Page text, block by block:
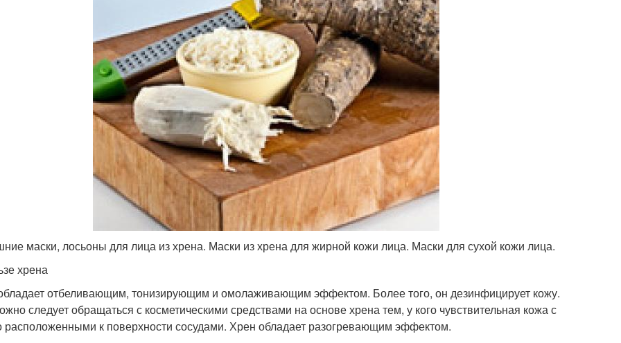
маски, лосьоны для лица из хрена. Маски из хрена для жирной кожи лица. Маски для сухой кожи лица.
хрена
отбеливающим, тонизирующим и омолаживающим эффектом. Более того, он дезинфицирует кожу.
следует обращаться с косметическими средствами на основе хрена тем, у кого чувствительная кожа с
расположенными к поверхности сосудами. Хрен обладает разогревающим эффектом.